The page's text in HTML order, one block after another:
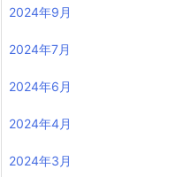
2024年9月
2024年7月
2024年6月
2024年4月
2024年3月